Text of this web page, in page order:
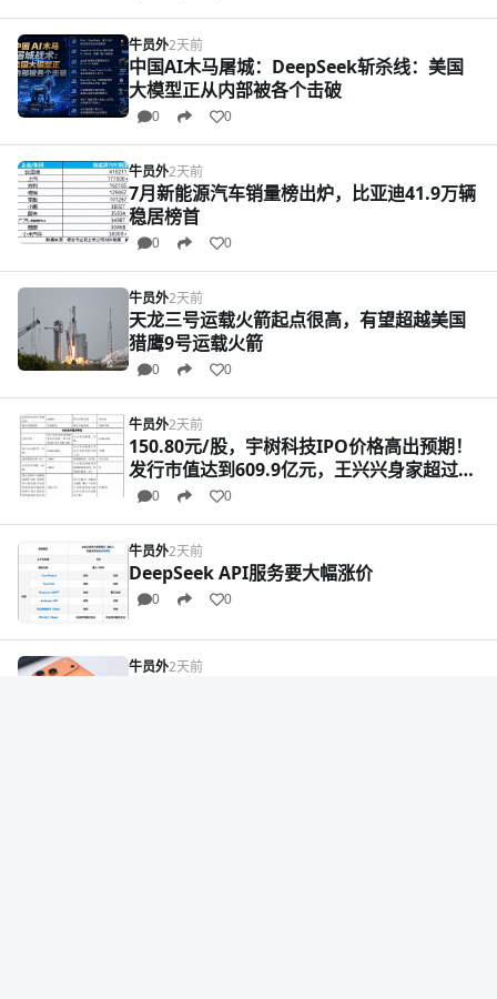
牛员外2天前
中国AI木马屠城：DeepSeek斩杀线：美国
大模型正从内部被各个击破
0 0
牛员外2天前
7月新能源汽车销量榜出炉，比亚迪41.9万辆
稳居榜首
0 0
牛员外2天前
天龙三号运载火箭起点很高，有望超越美国
猎鹰9号运载火箭
0 0
牛员外2天前
150.80元/股，宇树科技IPO价格高出预期！
发行市值达到609.9亿元，王兴兴身家超过
203亿元，宇树科技将诞生多位亿万富豪
0 0
牛员外2天前
DeepSeek API服务要大幅涨价
0 0
牛员外2天前